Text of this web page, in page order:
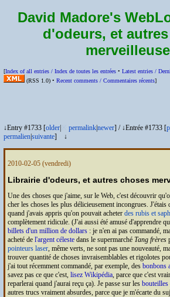
David Madore's
d'odeurs, et
[Index of all entries / Index de toutes les entrées • Latest entries /
(RSS 1.0) • Recent comments / Commentaires récents]
↓Entry #1733 [older permalinknewer] / ↓Entrée #1733 [
permaliensuivante] ↓
2010-02-05(vendredi)
Librairie d'odeurs, et autres choses
Une des choses que j'aime, sur le Web, c'est découvrir
cher les choses les plus délicieusement incongrues. J'étais
quand j'avais appris qu'on pouvait acheter des rubis et
complètement ridicule. (J'ai aussi été amusé d'apprendre
billets d'un million de dollars: je n'en ai pas commandé,
acheté de l'argent célestedans le supermarché Tang frères
pointeurs laser, même verts, ne sont pas une nouveauté,
trouver quantité de choses invraisemblables et rigolotes
j'ai tout récemment commandé, par exemple, des bonbons
savez pas ce que c'est, lisez Wikipédia, parce que c'est
reparlerai quand j'aurai reçu ça). Je passe sur les
autres trucs vraiment absurdes, parce que je m'écarte du